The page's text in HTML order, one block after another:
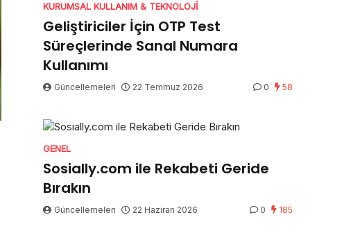
KURUMSAL KULLANIM & TEKNOLOJI
Geliştiriciler İçin OTP Test
Süreçlerinde Sanal Numara
Kullanımı
Güncellemeleri 22 Temmuz 2026 0 58
GENEL
Sosially.com ile Rekabeti Geride
Bırakın
Güncellemeleri 22 Haziran 2026 0 185